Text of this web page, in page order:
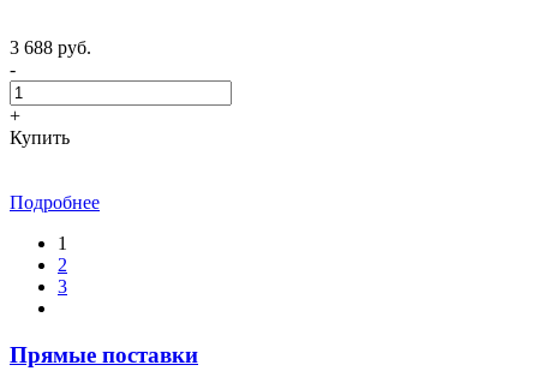
3 688 руб.
-
+
Купить
Подробнее
1
2
3
Прямые поставки